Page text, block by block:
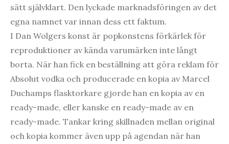
sätt självklart. Den lyckade marknadsföringen av det
egna namnet var innan dess ett faktum.
I Dan Wolgers konst är popkonstens förkärlek för
reproduktioner av kända varumärken inte långt
borta. När han fick en beställning att göra reklam för
Absolut vodka och producerade en kopia av Marcel
Duchamps flasktorkare gjorde han en kopia av en
ready-made, eller kanske en ready-made av en
ready-made. Tankar kring skillnaden mellan original
och kopia kommer även upp på agendan när han